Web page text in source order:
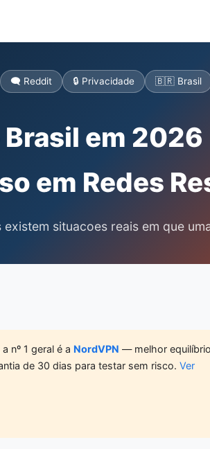
🗨️ Reddit 🔒 Privacidade 🇧🇷 Brasil
Brasil em 2026
em Redes
situacoes reais em que
nº 1 geral é a NordVPN — melhor equilíbrio
de 30 dias para testar sem risco. Ver